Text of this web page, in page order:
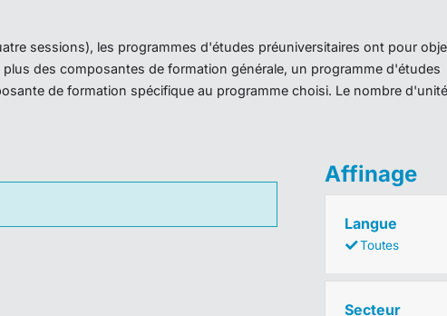
sessions), les programmes d'études préuniversitaires ont pour
des composantes de formation générale, un programme d'études
de formation spécifique au programme choisi. Le nombre
Affinage
Langue
Toutes
Secteur